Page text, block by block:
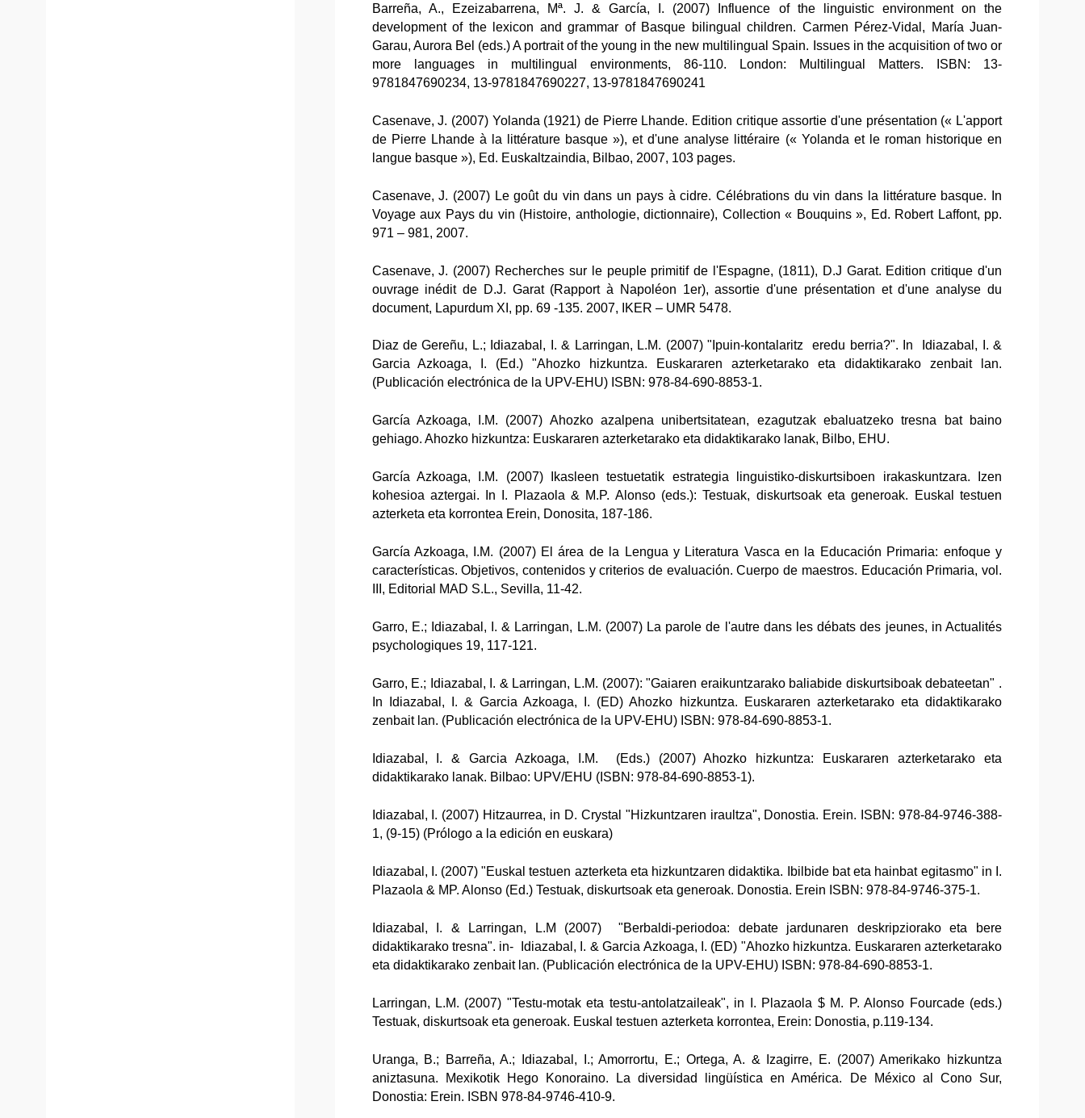
Barreña, A., Ezeizabarrena, Mª. J. & García, I. (2007) Influence of the linguistic environment on the
development of the lexicon and grammar of Basque bilingual children. Carmen Pérez-Vidal, María Juan-
Garau, Aurora Bel (eds.) A portrait of the young in the new multilingual Spain. Issues in the acquisition of two or
more languages in multilingual environments, 86-110. London: Multilingual Matters. ISBN: 13-
9781847690234, 13-9781847690227, 13-9781847690241
Casenave, J. (2007) Yolanda (1921) de Pierre Lhande. Edition critique assortie d'une présentation (« L'apport
de Pierre Lhande à la littérature basque »), et d'une analyse littéraire (« Yolanda et le roman historique en
langue basque »), Ed. Euskaltzaindia, Bilbao, 2007, 103 pages.
Casenave, J. (2007) Le goût du vin dans un pays à cidre. Célébrations du vin dans la littérature basque. In
Voyage aux Pays du vin (Histoire, anthologie, dictionnaire), Collection « Bouquins », Ed. Robert Laffont, pp.
971 – 981, 2007.
Casenave, J. (2007) Recherches sur le peuple primitif de l'Espagne, (1811), D.J Garat. Edition critique d'un
ouvrage inédit de D.J. Garat (Rapport à Napoléon 1er), assortie d'une présentation et d'une analyse du
document, Lapurdum XI, pp. 69 -135. 2007, IKER – UMR 5478.
Diaz de Gereñu, L.; Idiazabal, I. & Larringan, L.M. (2007) "Ipuin-kontalaritz eredu berria?". In Idiazabal, I. &
Garcia Azkoaga, I. (Ed.) "Ahozko hizkuntza. Euskararen azterketarako eta didaktikarako zenbait lan.
(Publicación electrónica de la UPV-EHU) ISBN: 978-84-690-8853-1.
García Azkoaga, I.M. (2007) Ahozko azalpena unibertsitatean, ezagutzak ebaluatzeko tresna bat baino
gehiago. Ahozko hizkuntza: Euskararen azterketarako eta didaktikarako lanak, Bilbo, EHU.
García Azkoaga, I.M. (2007) Ikasleen testuetatik estrategia linguistiko-diskurtsiboen irakaskuntzara. Izen
kohesioa aztergai. In I. Plazaola & M.P. Alonso (eds.): Testuak, diskurtsoak eta generoak. Euskal testuen
azterketa eta korrontea Erein, Donosita, 187-186.
García Azkoaga, I.M. (2007) El área de la Lengua y Literatura Vasca en la Educación Primaria: enfoque y
características. Objetivos, contenidos y criterios de evaluación. Cuerpo de maestros. Educación Primaria, vol.
III, Editorial MAD S.L., Sevilla, 11-42.
Garro, E.; Idiazabal, I. & Larringan, L.M. (2007) La parole de l'autre dans les débats des jeunes, in Actualités
psychologiques 19, 117-121.
Garro, E.; Idiazabal, I. & Larringan, L.M. (2007): "Gaiaren eraikuntzarako baliabide diskurtsiboak debateetan" .
In Idiazabal, I. & Garcia Azkoaga, I. (ED) Ahozko hizkuntza. Euskararen azterketarako eta didaktikarako
zenbait lan. (Publicación electrónica de la UPV-EHU) ISBN: 978-84-690-8853-1.
Idiazabal, I. & Garcia Azkoaga, I.M. (Eds.) (2007) Ahozko hizkuntza: Euskararen azterketarako eta
didaktikarako lanak. Bilbao: UPV/EHU (ISBN: 978-84-690-8853-1).
Idiazabal, I. (2007) Hitzaurrea, in D. Crystal "Hizkuntzaren iraultza", Donostia. Erein. ISBN: 978-84-9746-388-
1, (9-15) (Prólogo a la edición en euskara)
Idiazabal, I. (2007) "Euskal testuen azterketa eta hizkuntzaren didaktika. Ibilbide bat eta hainbat egitasmo" in I.
Plazaola & MP. Alonso (Ed.) Testuak, diskurtsoak eta generoak. Donostia. Erein ISBN: 978-84-9746-375-1.
Idiazabal, I. & Larringan, L.M (2007) "Berbaldi-periodoa: debate jardunaren deskripziorako eta bere
didaktikarako tresna". in- Idiazabal, I. & Garcia Azkoaga, I. (ED) "Ahozko hizkuntza. Euskararen azterketarako
eta didaktikarako zenbait lan. (Publicación electrónica de la UPV-EHU) ISBN: 978-84-690-8853-1.
Larringan, L.M. (2007) "Testu-motak eta testu-antolatzaileak", in I. Plazaola $ M. P. Alonso Fourcade (eds.)
Testuak, diskurtsoak eta generoak. Euskal testuen azterketa korrontea, Erein: Donostia, p.119-134.
Uranga, B.; Barreña, A.; Idiazabal, I.; Amorrortu, E.; Ortega, A. & Izagirre, E. (2007) Amerikako hizkuntza
aniztasuna. Mexikotik Hego Konoraino. La diversidad lingüística en América. De México al Cono Sur,
Donostia: Erein. ISBN 978-84-9746-410-9.